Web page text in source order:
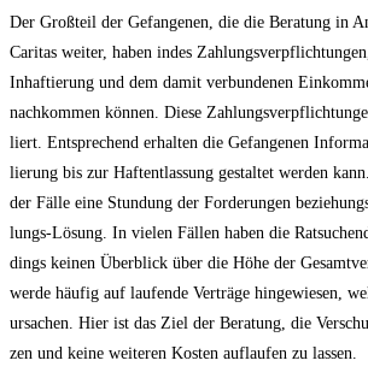
Der Groß­teil der Gefan­ge­nen, die die Bera­tung in
Cari­tas wei­ter, haben indes
Inhaf­tie­rung und dem damit ver­bun­de­nen
nach­kom­men kön­nen. Die­se
liert. Ent­spre­chend erhal­ten die Gefan­ge­nen
lie­rung bis zur Haft­ent­las­sung gestal­tet wer­den
der Fäl­le eine Stun­dung der For­de­run­gen
lungs-Lösung. In vie­len Fäl­len haben die
dings kei­nen Über­blick über die Höhe der
wer­de häu­fig auf lau­fen­de Ver­trä­ge hin­ge­wie­sen,
ur­sa­chen. Hier ist das Ziel der Bera­tung, die
zen und kei­ne wei­te­ren Kos­ten auf­lau­fen zu lassen.